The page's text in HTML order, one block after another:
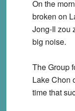
On the
broken on
Jong-Il zou
big noise.
The Group
Lake Chon
time that